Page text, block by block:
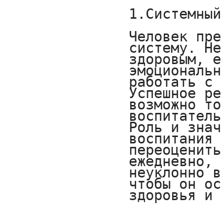
Человек
систему.
здоровым,
работать с
Успешное
возможно
Роль и
неуклонно
чтобы он
здоровья и